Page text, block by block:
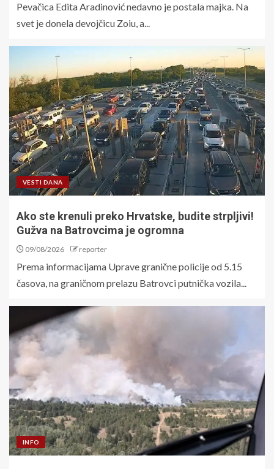
Pevačica Edita Aradinović nedavno je postala majka. Na
svet je donela devojčicu Zoiu, a...
VESTI DANA
Ako ste krenuli preko Hrvatske, budite strpljivi!
Gužva na Batrovcima je ogromna
09/08/2026 reporter
Prema informacijama Uprave granične policije od 5.15
časova, na graničnom prelazu Batrovci putnička vozila...
INFO